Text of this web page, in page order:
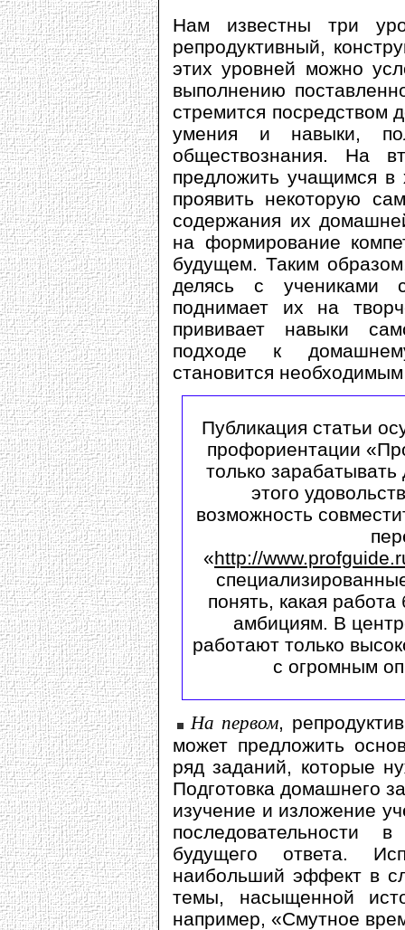
Нам известны три
репродуктивный,
этих уровней можно
выполнению
стремится посредством
умения и навыки,
обществознания. На
предложить учащимся в
проявить некоторую
содержания их
на формирование
будущем. Таким
делясь с учениками
поднимает их на
прививает навыки
подходе к
становится необходимым
Публикация статьи
профориентации
только
этого
возможность
«http://
понять, какая
амбициям. В
работают только
с огромным
На первом,
может предложить
ряд заданий, которые
Подготовка домашнего
изучение и изложение
будущего ответа.
наибольший эффект в
темы, насыщенной
например, «Смутное